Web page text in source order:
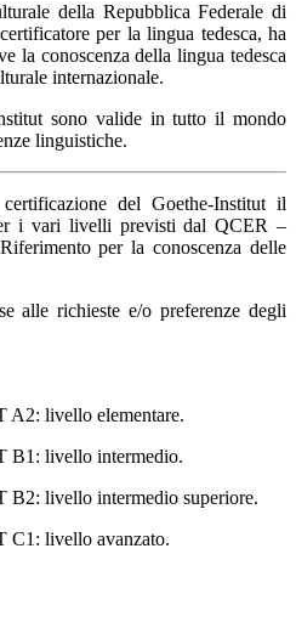
della Repubblica Federale di
per la lingua tedesca, ha
la conoscenza della lingua tedesca
internazionale.
sono valide in tutto il mondo
linguistiche.
del Goethe-Institut il
i vari livelli previsti dal QCER –
per la conoscenza delle
alle richieste e/o preferenze degli
livello elementare.
livello intermedio.
livello intermedio superiore.
livello avanzato.